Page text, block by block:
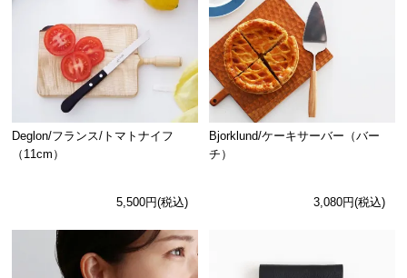
Deglon/フランス/トマトナイフ
（11cm）
5,500円(税込)
Bjorklund/ケーキサーバー（バー
チ）
3,080円(税込)